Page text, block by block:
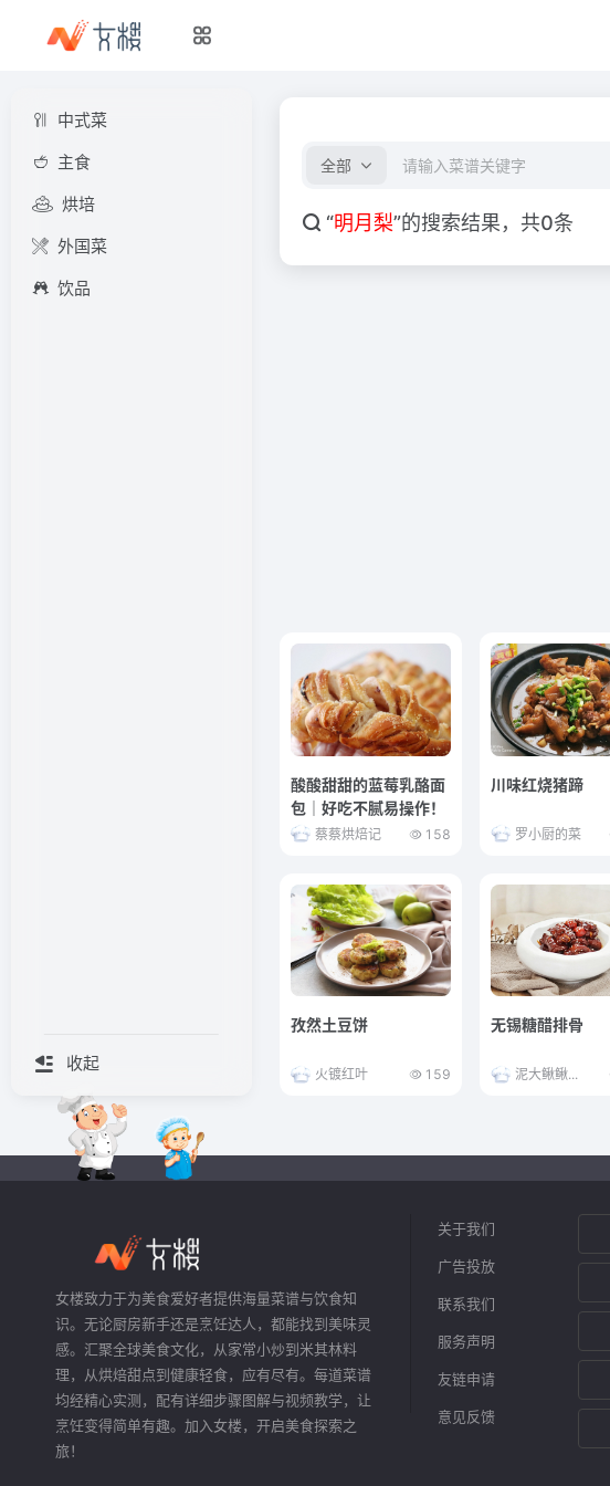
中式菜
主食
烘培
外国菜
饮品
收起
全部
“明月梨”的搜索结果，共0条
酸酸甜甜的蓝莓乳酪面
包｜好吃不腻易操作！
蔡蔡烘焙记 158
川味红烧猪蹄
罗小厨的菜
孜然土豆饼
火镀红叶 159
无锡糖醋排骨
泥大鳅鳅...
女楼致力于为美食爱好者提供海量菜谱与饮食知
识。无论厨房新手还是烹饪达人，都能找到美味灵
感。汇聚全球美食文化，从家常小炒到米其林料
理，从烘焙甜点到健康轻食，应有尽有。每道菜谱
均经精心实测，配有详细步骤图解与视频教学，让
烹饪变得简单有趣。加入女楼，开启美食探索之
旅！
关于我们
广告投放
联系我们
服务声明
友链申请
意见反馈